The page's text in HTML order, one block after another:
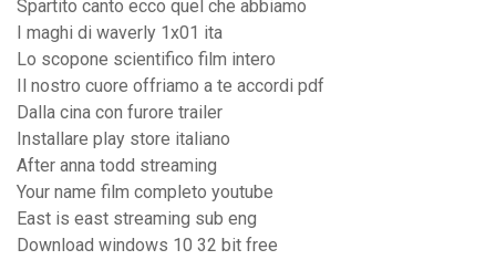
Spartito canto ecco quel che abbiamo
I maghi di waverly 1x01 ita
Lo scopone scientifico film intero
Il nostro cuore offriamo a te accordi pdf
Dalla cina con furore trailer
Installare play store italiano
After anna todd streaming
Your name film completo youtube
East is east streaming sub eng
Download windows 10 32 bit free